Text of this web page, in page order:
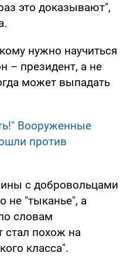
это доказывают",
нужно научиться
– президент, а не
может выпадать
Вооруженные
против
с добровольцами
не "тыканье", а
словам
стал похож на
класса".